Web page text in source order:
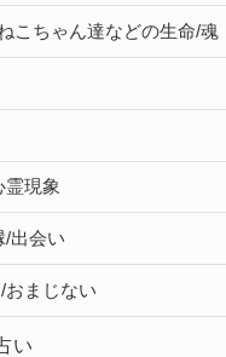
こちゃん達などの生命/魂
霊現象
/出会い
おまじない
い